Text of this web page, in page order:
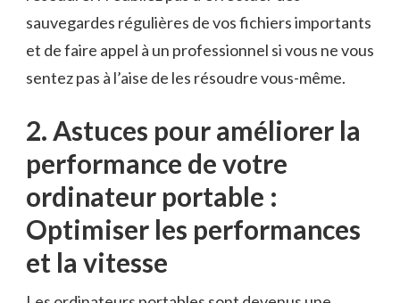
sauvegardes régulières de vos fichiers importants
et⁢ de faire appel à un professionnel si ⁣vous ne vous
sentez pas à l’aise ‌de les résoudre⁣ vous-même.
2. Astuces pour améliorer‍ la
performance de votre
ordinateur portable :
Optimiser ​les performances
et la vitesse